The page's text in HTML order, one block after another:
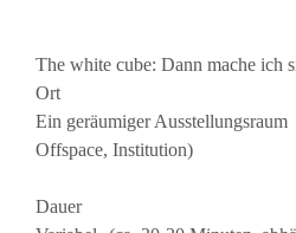
The white cube: Dann mache ich
Ort
Ein geräumiger
Offspace, Institution)
Dauer